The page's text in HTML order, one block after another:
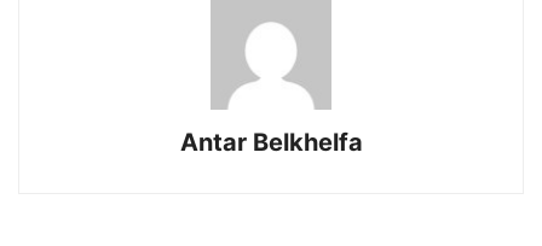
Antar Belkhelfa